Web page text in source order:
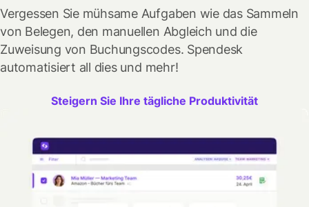
Vergessen Sie mühsame Aufgaben wie das Sammeln
von Belegen, den manuellen Abgleich und die
Zuweisung von Buchungscodes. Spendesk
automatisiert all dies und mehr!
Steigern Sie Ihre tägliche Produktivität